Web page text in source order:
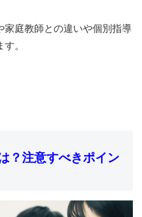
家庭教師との違いや個別指導
。
？注意すべきポイン